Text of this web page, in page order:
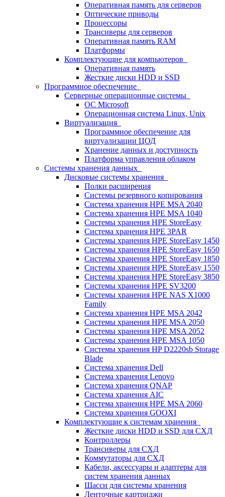
Оперативная память для серверов
Оптические приводы
Процессоры
Трансиверы для серверов
Оперативная память RAM
Платформы
Комплектующие для компьютеров
Оперативная память
Жесткие диски HDD и SSD
Программное обеспечение
Серверные операционные системы
ОС Microsoft
Операционная система Linux, Unix
Виртуализация
Программное обеспечение для
виртуализации ЦОД
Хранение данных и доступность
Платформа управления облаком
Системы хранения данных
Дисковые системы хранения
Полки расширения
Системы резервного копирования
Система хранения HPE MSA 2040
Система хранения HPE MSA 1040
Системы хранения HPE StoreEasy
Система хранения HPE 3PAR
Системы хранения HPE StoreEasy 1450
Системы хранения HPE StoreEasy 1650
Системы хранения HPE StoreEasy 1850
Системы хранения HPE StoreEasy 1550
Системы хранения HPE StoreEasy 3850
Системы хранения HPE SV3200
Системы хранения HPE NAS X1000
Family
Система хранения HPE MSA 2042
Системы хранения HPE MSA 2050
Системы хранения HPE MSA 2052
Системы хранения HPE MSA 1050
Системы хранения HP D2220sb Storage
Blade
Система хранения Dell
Система хранения Lenovo
Система хранения QNAP
Система хранения AIC
Система хранения HPE MSA 2060
Система хранения GOOXI
Комплектующие к системам хранения
Жесткие диски HDD и SSD для СХД
Контроллеры
Трансиверы для СХД
Коммутаторы для СХД
Кабели, аксессуары и адаптеры для
систем хранения данных
Шасси для системы хранения
Ленточные картриджи